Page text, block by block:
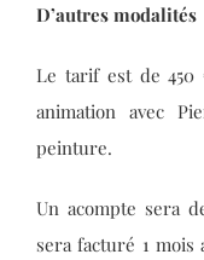
D’autres modalités
Le tarif est de 450
animation avec
peinture.
Un acompte sera
sera facturé 1